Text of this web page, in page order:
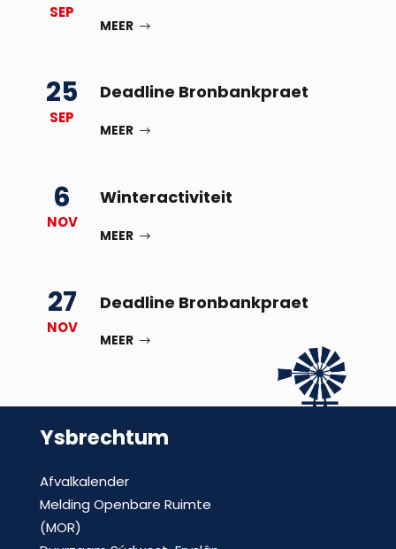
SEP
MEER
25
SEP
Deadline Bronbankpraet
MEER
6
NOV
Winteractiviteit
MEER
27
NOV
Deadline Bronbankpraet
MEER
Ysbrechtum
Afvalkalender
Melding Openbare Ruimte
(MOR)